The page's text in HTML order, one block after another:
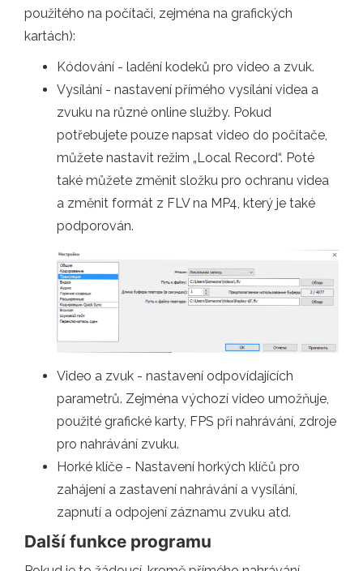
použitého na počítači, zejména na grafických
kartách):
Kódování - ladění kodeků pro video a zvuk.
Vysílání - nastavení přímého vysílání videa a
zvuku na různé online služby. Pokud
potřebujete pouze napsat video do počítače,
můžete nastavit režim „Local Record“. Poté
také můžete změnit složku pro ochranu videa
a změnit formát z FLV na MP4, který je také
podporován.
Video a zvuk - nastavení odpovídajících
parametrů. Zejména výchozí video umožňuje,
použité grafické karty, FPS při nahrávání, zdroje
pro nahrávání zvuku.
Horké klíče - Nastavení horkých klíčů pro
zahájení a zastavení nahrávání a vysílání,
zapnutí a odpojení záznamu zvuku atd.
Další funkce programu